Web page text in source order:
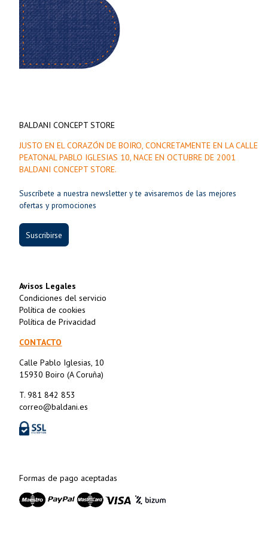
BALDANI CONCEPT STORE
JUSTO EN EL CORAZÓN DE BOIRO, CONCRETAMENTE EN LA CALLE
PEATONAL PABLO IGLESIAS 10, NACE EN OCTUBRE DE 2001
BALDANI CONCEPT STORE.
Suscríbete a nuestra newsletter y te avisaremos de las mejores
ofertas y promociones
Suscribirse
Avisos Legales
Condiciones del servicio
Política de cookies
Política de Privacidad
CONTACTO
Calle Pablo Iglesias, 10
15930 Boiro (A Coruña)
T. 981 842 853
correo@baldani.es
Formas de pago aceptadas